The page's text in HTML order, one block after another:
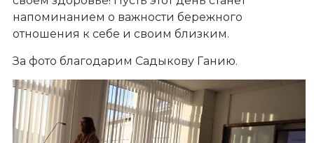
напоминанием о важности бережного
отношения к себе и своим близким.
За фото благодарим Садыкову Ганию.